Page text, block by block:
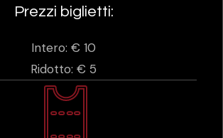
Prezzi biglietti:
Intero: € 10
Ridotto: € 5